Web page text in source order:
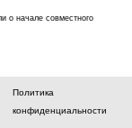
о начале совместного
Политика
конфиденциальности